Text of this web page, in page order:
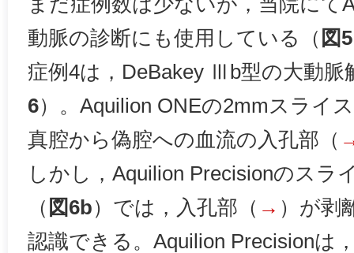
動脈の診断にも使用している（ 図5
症例4は，DeBakey Ⅲb型の大動脈
6）。Aquilion ONEの2mmスライ
真腔から偽腔への血流の入孔部（
しかし，Aquilion Precisionのスラ
（ 図6b）では，入孔部（ → ）が剥
認識できる。Aquilion Precisionは